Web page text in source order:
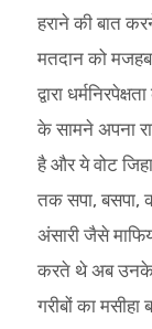
हराने की बात
मतदान को
द्वारा
के सामने अपना
है और ये वोट
तक सपा, बसपा,
अंसारी जैसे
करते थे अब उनके
गरीबों का